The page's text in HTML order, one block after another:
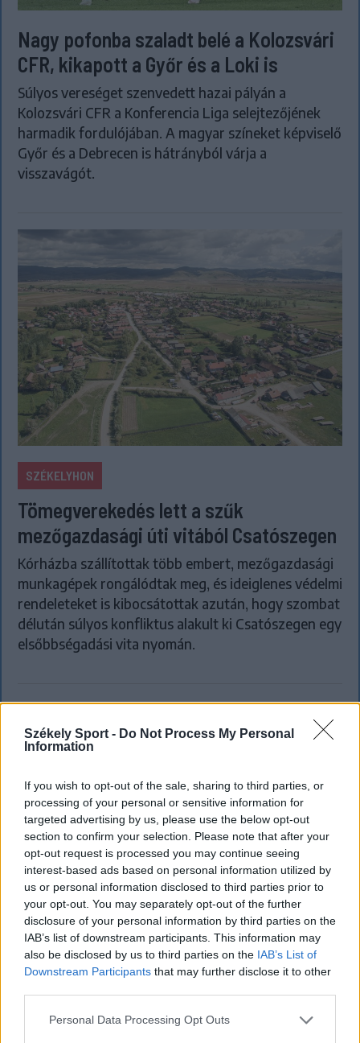
Székely Sport - Do Not Process My Personal
Information
If you wish to opt-out of the sale, sharing to third parties, or
processing of your personal or sensitive information for
targeted advertising by us, please use the below opt-out
section to confirm your selection. Please note that after your
opt-out request is processed you may continue seeing
interest-based ads based on personal information utilized by
us or personal information disclosed to third parties prior to
your opt-out. You may separately opt-out of the further
disclosure of your personal information by third parties on the
IAB’s list of downstream participants. This information may
also be disclosed by us to third parties on the IAB’s List of
Downstream Participants that may further disclose it to other
Personal Data Processing Opt Outs
Nagy pofonba szaladt belé a Kolozsvári
CFR, kikapott a Győr és a Loki is
Súlyos vereséget szenvedett hazai pályán a
Kolozsvári CFR a Konferencia Liga selejtezőjének
harmadik fordulójában. A magyar színeket képviselő
Győr és a Debrecen is hátrányból várja a
visszavágót.
SZÉKELYHON
Tömegverekedés lett a szűk
mezőgazdasági úti vitából Csatószegen
Kórházba szállítottak több embert, mezőgazdasági
munkagépek rongálódtak meg, és ideiglenes védelmi
rendeleteket is kibocsátottak azután, hogy szombat
délután súlyos konfliktus alakult ki Csatószegen egy
elsőbbségadási vita nyomán.
`
KRÓNIKA
Büntetőfeljelentést tett Majka ügyvédje
a romániai telefonszámról érkezett